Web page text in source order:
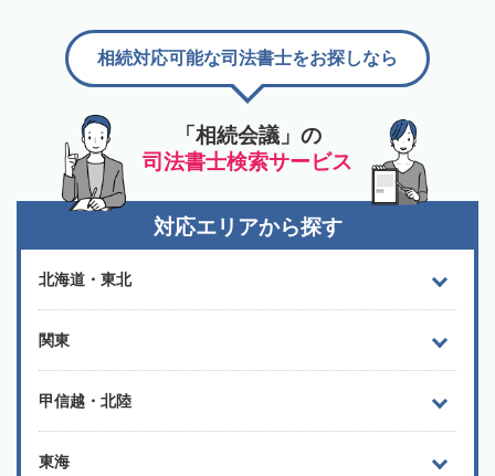
「相続会議」の
司法書士検索サービス
相続対応可能な司法書士をお探しなら
対応エリアから探す
北海道・東北
関東
甲信越・北陸
東海